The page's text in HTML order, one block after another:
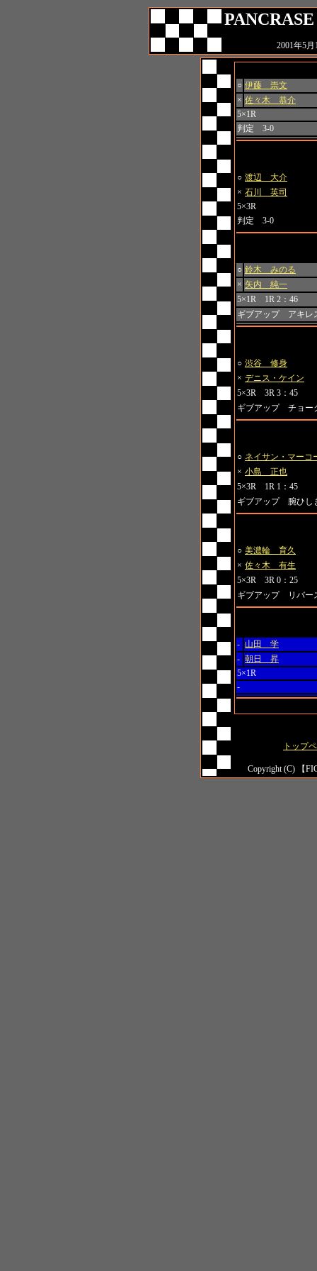
2001年5
○ 伊藤 崇文
× 佐々木 恭介
5×1R
判定 3-0
○ 渡辺 大介
× 石川 英司
5×3R
判定 3-0
○ 鈴木 みのる
× 矢内 純一
5×1R 1R 2：46
ギブアップ アキレ
○ 渋谷 修身
× デニス・ケイン
5×3R 3R 3：45
ギブアップ チョー
○ ネイサン・マーコ
× 小島 正也
5×3R 1R 1：45
ギブアップ 腕ひし
○ 美濃輪 育久
× 佐々木 有生
5×3R 3R 0：25
ギブアップ リバー
- 山田 学
- 朝日 昇
5×1R
-
トップ
Copyright (C) 【